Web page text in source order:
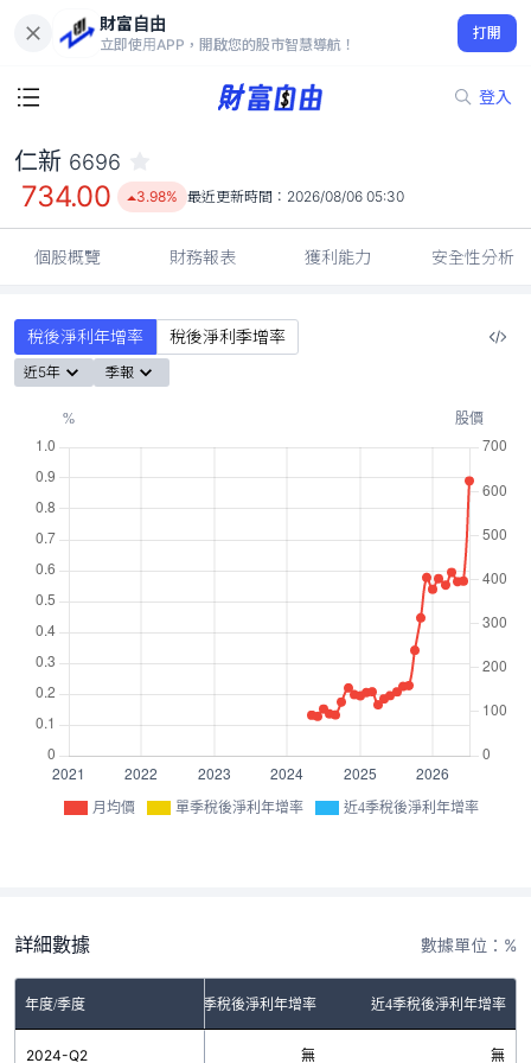
財富自由
立即使用APP，開啟您的股市智慧導航！
打開
登入
734.00
3.98%
仁新 6696
734.00 3.98% 最近更新時間： 2026/08/06 05:30
個股概覽 財務報表 獲利能力 安全性分析
稅後淨利年增率 稅後淨利季增率
近5年 季報
月均價 單季稅後淨利年增率 近4季稅後淨利年增率
詳細數據 數據單位：%
年度/季度 單季稅後淨利年增率 近4季稅後淨利年增率
2024-Q2 無 無